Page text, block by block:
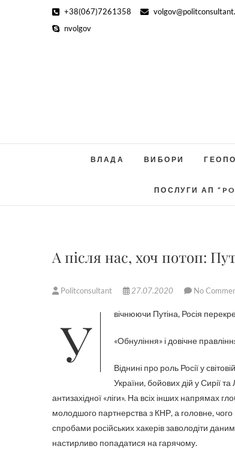
+38(067)7261358
nvolgov
ВЛАДА ВИБОРИ
ПОСЛУГИ АП
А після нас, хоч потоп:
Politconsultant 27.07.2020 No
Увічнюючи Путіна, Росія
«Обнуління» і довічне
Віднині про роль Росії у
України, бойових дій у Сирії
антизахідної «ліги». На всіх інших напрямах
молодшого партнерства з КНР, а головне, чого
спробами російських хакерів заволодіти
настирливо попадатися на гарячому.